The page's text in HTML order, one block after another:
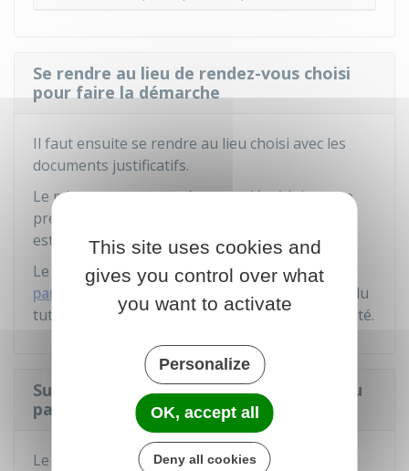
Se rendre au lieu de rendez-vous choisi
pour faire la démarche
Il faut ensuite se rendre au lieu choisi avec les
documents justificatifs.
Le mineur et sonreprésentant légaldoivent se
présenter
est indispensable.
Le représentant légal doit exercerl'autorité
parentale
. Il peut s'agir du père, de la mère ou du
tuteur. Il doit présenter sa propre pièce d'identité.
Suivre l'avancement de la fabrication du
passeport
Le passeport n'est pas fabriqué sur place. Il ne
This site uses cookies and
gives you control over what
you want to activate
Personalize
OK, accept all
Deny all cookies